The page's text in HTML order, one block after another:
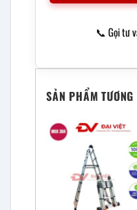
📞 Gọi tư
SẢN PHẨM TƯƠNG